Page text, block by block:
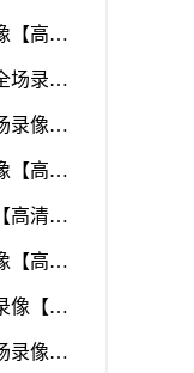
2026年05月19日 伯恩利VS阿森纳_全场录像【高清回放】
2026年05月18日 西汉姆联VS纽卡斯尔联_全场录像【高清回放】
2026年05月17日 水晶宫VS布伦特福德_全场录像【高清回放】
2026年05月17日 桑德兰VS埃弗顿_全场录像【高清回放】
2026年05月17日 富勒姆VS狼队_全场录像【高清回放】
2026年05月17日 布莱顿VS利兹联_全场录像【高清回放】
2026年05月17日 诺丁汉森林VS曼联_全场录像【高清回放】
2026年05月16日 利物浦VS阿斯顿维拉_全场录像【高清回放】